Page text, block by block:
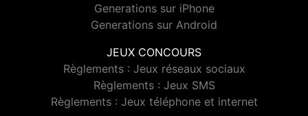
Generations sur iPhone
Generations sur Android
JEUX CONCOURS
Règlements : Jeux réseaux sociaux
Règlements : Jeux SMS
Règlements : Jeux téléphone et internet